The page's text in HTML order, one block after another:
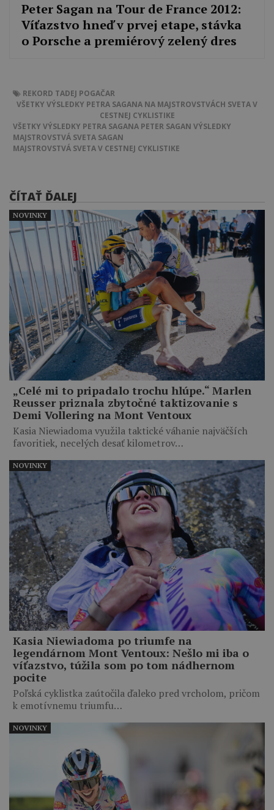
Peter Sagan na Tour de France 2012:
Víťazstvo hneď v prvej etape, stávka
o Porsche a premiérový zelený dres
REKORD TADEJ POGAČAR
VŠETKY VÝSLEDKY PETRA SAGANA NA MAJSTROVSTVÁCH SVETA V
CESTNEJ CYKLISTIKE
VŠETKY VÝSLEDKY PETRA SAGANA PETER SAGAN VÝSLEDKY
MAJSTROVSTVÁ SVETA SAGAN
MAJSTROVSTVÁ SVETA V CESTNEJ CYKLISTIKE
ČÍTAŤ ĎALEJ
„Celé mi to pripadalo trochu hlúpe.“ Marlen
Reusser priznala zbytočné taktizovanie s
Demi Vollering na Mont Ventoux
Kasia Niewiadoma využila taktické váhanie najväčších
favoritiek, necelých desať kilometrov…
NOVINKY
Kasia Niewiadoma po triumfe na
legendárnom Mont Ventoux: Nešlo mi iba o
víťazstvo, túžila som po tom nádhernom
pocite
Poľská cyklistka zaútočila ďaleko pred vrcholom, pričom
k emotívnemu triumfu…
NOVINKY
NOVINKY